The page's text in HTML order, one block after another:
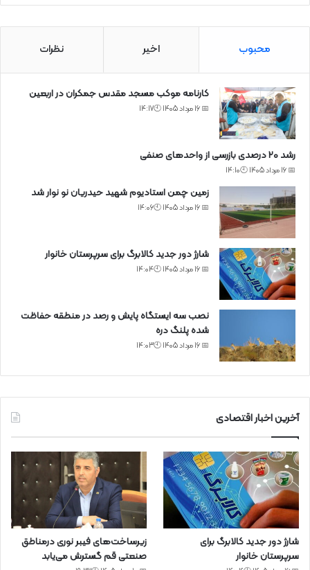
محبوب اخیر نظرات
کارنامه موکب مسجد مقدس جمکران در اربعین
📅 16 مرداد 1405 🕙14:17
رشد ۲۰ درصدی بازرسی‌ از واحد‌های صنفی
📅 16 مرداد 1405 🕙14:10
زمین چمن استادیوم شهید حیدریان نو نوار شد
📅 16 مرداد 1405 🕙14:06
شارژ دور جدید کالابرگ برای سرپرستان خانوار
📅 16 مرداد 1405 🕙14:04
نصب سه ایستگاه پایش و رصد در منطقه حفاظت
شده پلنگ دره
📅 16 مرداد 1405 🕙14:03
آخرین اخبار اقتصادی
شارژ دور جدید کالابرگ برای
سرپرستان خانوار
زیرساخت‌های فیبر نوری درمناطق
صنعتی قم گسترش می‌یابد